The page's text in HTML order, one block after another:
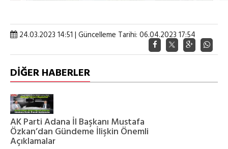
24.03.2023 14:51 | Güncelleme Tarihi: 06.04.2023 17:54
DİĞER HABERLER
AK Parti Adana İl Başkanı Mustafa
Özkan’dan Gündeme İlişkin Önemli
Açıklamalar